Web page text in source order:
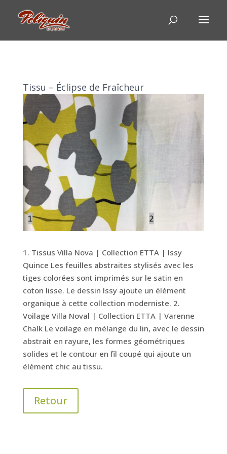
Tissu – Éclipse de Fraîcheur
1. Tissus Villa Nova | Collection ETTA | Issy
Quince Les feuilles abstraites stylisés avec les
tiges colorées sont imprimés sur le satin en
coton lisse. Le dessin Issy ajoute un élément
organique à cette collection moderniste. 2.
Voilage Villa Noval | Collection ETTA | Varenne
Chalk Le voilage en mélange du lin, avec le dessin
abstrait en rayure, les formes géométriques
solides et le contour en fil coupé qui ajoute un
élément chic au tissu.
Retour